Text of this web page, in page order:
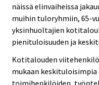
näissä elinvaiheissa
muihin tuloryhmiin, 65-
yksinhuoltajien
pienituloisuuden ja
Kotitalouden
mukaan